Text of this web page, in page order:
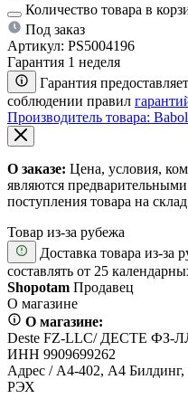
Количество товара в
Под заказ
Артикул: PS5004196
Гарантия 1 неделя
Гарантия
соблюдении правил
Производитель товара:
О заказе: Цена, условия,
являются
поступления товара на
Товар из-за рубежа
Доставка товара из-за
составлять от 25
Shopotam Продавец
О магазине
О магазине:
Deste FZ-LLC/ ДЕСТЕ ФЗ-
ИНН 9909699262
Адрес / А4-402, А4
РЭХ